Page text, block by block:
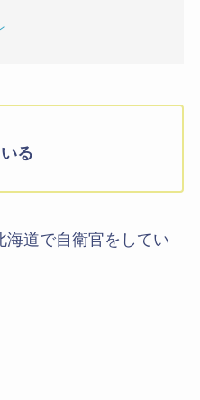
る
道で自衛官をしてい